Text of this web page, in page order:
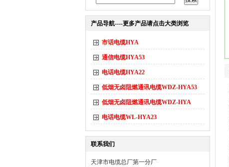
产品导航----更多产品请点击大类浏览
市话电缆HYA
通信电缆HYA53
电话电缆HYA22
低烟无卤阻燃通讯电缆WDZ-HYA53
低烟无卤阻燃通讯电缆WDZ-HYA
电话电缆WL-HYA23
联系我们
天津市电缆总厂第一分厂